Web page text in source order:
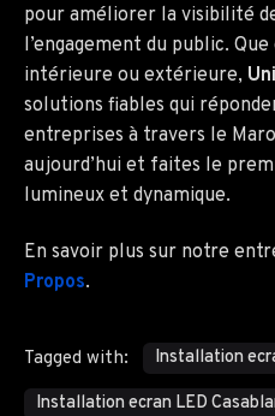
pour améliorer la visibilité
l’engagement du public.
intérieure ou extérieure,
solutions fiables qui
entreprises à travers le
aujourd’hui et faites le
lumineux et dynamique.
En savoir plus sur notre
Propos.
Tagged with:
Installation
Installation ecran LED